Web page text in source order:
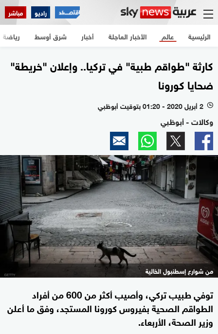
راديو مباشر
الرئيسية الأخبار العاجلة أخبار شرق أوسط عالم رياضة
كارثة "طواقم طبية" في تركيا.. وإعلان "خريطة"
ضحايا كورونا
l 2 أبريل 2020 - 01:20 بتوقيت أبوظبي
وكالات - أبوظبي
من شوارع إسطنبول الخالية
توفي طبيب تركي، وأصيب أكثر من 600 من أفراد
الطواقم الصحية بفيروس كورونا المستجد، وفق ما أعلن
وزير الصحة، الأربعاء.